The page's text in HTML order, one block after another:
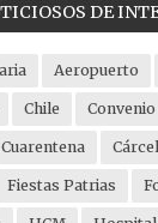
DE
Aeropuerto
Chile Convenio
Cuarentena Cárcel
Fiestas Patrias